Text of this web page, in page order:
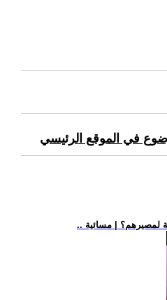
في الموقع الرئيسي
لمصيرهم؟ | مسائية